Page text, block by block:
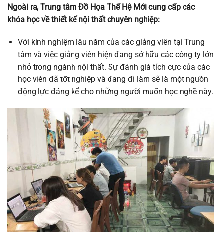
Ngoài ra, Trung tâm Đồ Họa Thế Hệ Mới cung cấp các
khóa học về thiết kế nội thất chuyên nghiệp:
Với kinh nghiệm lâu năm của các giảng viên tại Trung
tâm và việc giảng viên hiện đang sở hữu các công ty lớn
nhỏ trong ngành nội thất. Sự đánh giá tích cực của các
học viên đã tốt nghiệp và đang đi làm sẽ là một nguồn
động lực đáng kể cho những người muốn học nghề này.